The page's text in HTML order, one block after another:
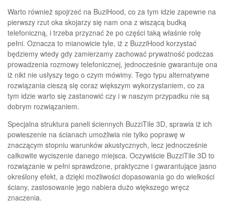
Warto również spojrzeć na BuziHood, co za tym idzie zapewne na
pierwszy rzut oka skojarzy się nam ona z wiszącą budką
telefoniczną, i trzeba przyznać że po części taką właśnie rolę
pełni. Oznacza to mianowicie tyle, iż z BuzziHood korzystać
będziemy wtedy gdy zamierzamy zachować prywatność podczas
prowadzenia rozmowy telefonicznej, jednocześnie gwarantuje ona
iż nikt nie usłyszy tego o czym mówimy. Tego typu alternatywne
rozwiązania cieszą się coraz większym wykorzystaniem, co za
tym idzie warto się zastanowić czy i w naszym przypadku nie są
dobrym rozwiązaniem.
Specjalna struktura paneli ściennych BuzziTile 3D, sprawia iż ich
powieszenie na ścianach umożliwia nie tylko poprawę w
znaczącym stopniu warunków akustycznych, lecz jednocześnie
całkowite wyciszenie danego miejsca. Oczywiście BuzziTile 3D to
rozwiązanie w pełni sprawdzone, praktyczne i gwarantujące jasno
określony efekt, a dzięki możliwości dopasowania go do wielkości
ściany, zastosowanie jego nabiera dużo większego wręcz
znaczenia.